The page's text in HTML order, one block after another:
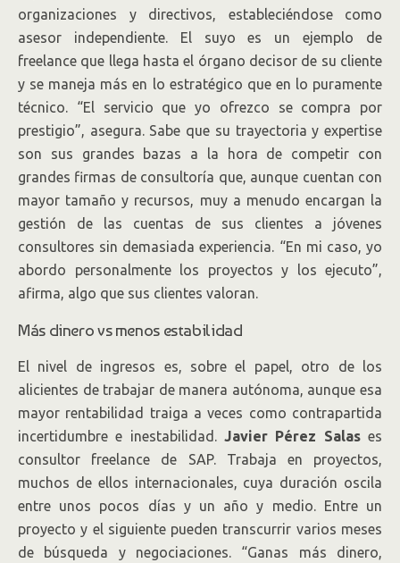
organizaciones y directivos, estableciéndose como
asesor independiente. El suyo es un ejemplo de
freelance que llega hasta el órgano decisor de su cliente
y se maneja más en lo estratégico que en lo puramente
técnico. “El servicio que yo ofrezco se compra por
prestigio”, asegura. Sabe que su trayectoria y expertise
son sus grandes bazas a la hora de competir con
grandes firmas de consultoría que, aunque cuentan con
mayor tamaño y recursos, muy a menudo encargan la
gestión de las cuentas de sus clientes a jóvenes
consultores sin demasiada experiencia. “En mi caso, yo
abordo personalmente los proyectos y los ejecuto”,
afirma, algo que sus clientes valoran.
Más dinero vs menos estabilidad
El nivel de ingresos es, sobre el papel, otro de los
alicientes de trabajar de manera autónoma, aunque esa
mayor rentabilidad traiga a veces como contrapartida
incertidumbre e inestabilidad. Javier Pérez Salases
consultor freelance de SAP. Trabaja en proyectos,
muchos de ellos internacionales, cuya duración oscila
entre unos pocos días y un año y medio. Entre un
proyecto y el siguiente pueden transcurrir varios meses
de búsqueda y negociaciones. “Ganas más dinero,